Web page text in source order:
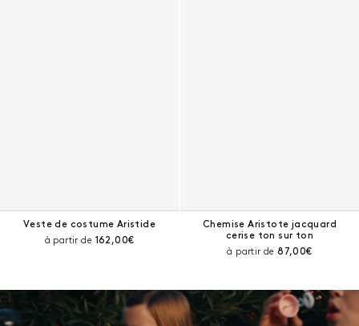
Veste de costume Aristide
à partir de Prix courant :
162,00€
Chemise Aristote jacquard
cerise ton sur ton
à partir de Prix courant :
87,00€